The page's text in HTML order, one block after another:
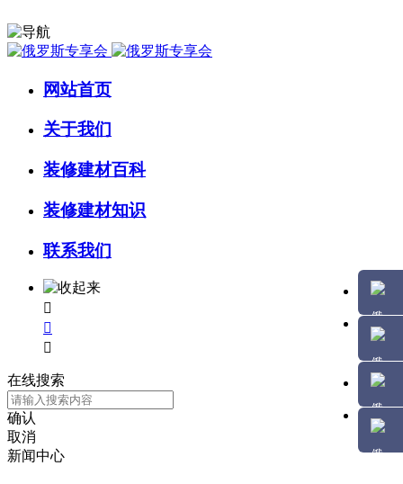
网站首页
关于我们
装修建材百科
装修建材知识
联系我们



在线搜索
确认
取消
新闻中心